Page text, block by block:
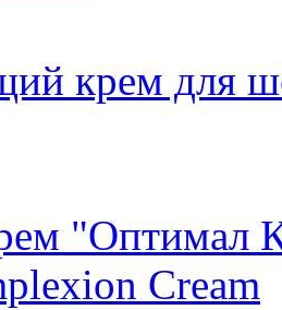
крем для
"Оптимал
Cream